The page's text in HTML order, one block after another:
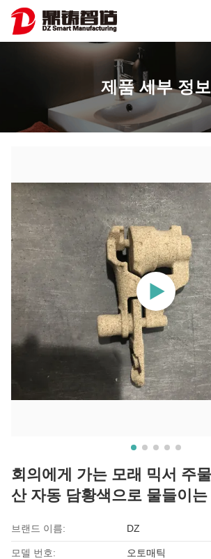
제품 세부 정보
회의에게 가는 모래 믹서 주
산 자동 담황색으로 물들이는
브랜드 이름: DZ
모델 번호: 오토매틱